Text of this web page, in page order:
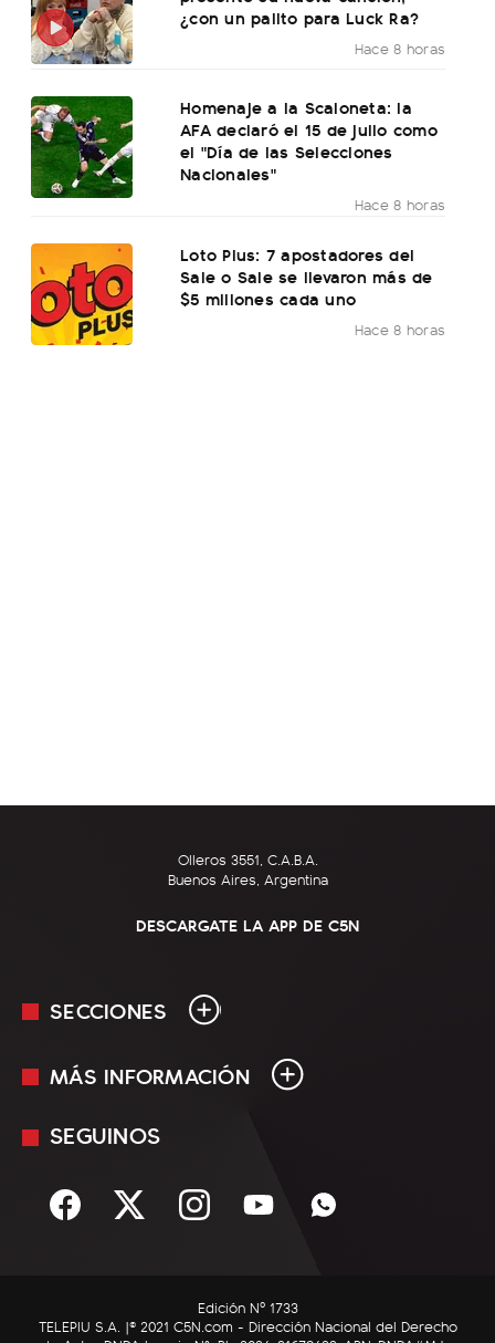
¿con un palito para Luck Ra?
Hace 8 horas
Homenaje a la Scaloneta: la
AFA declaró el 15 de julio como
el "Día de las Selecciones
Nacionales"
Hace 8 horas
Loto Plus: 7 apostadores del
Sale o Sale se llevaron más de
$5 millones cada uno
Hace 8 horas
Olleros 3551, C.A.B.A.
Buenos Aires, Argentina
DESCARGATE LA APP DE C5N
SECCIONES
En Vivo
Sociedad
C5N Autos
MÁS INFORMACIÓN
Mediakit
Términos y condiciones
SEGUINOS
Edición Nº 1733
TELEPIU S.A. |© 2021 C5N.com - Dirección Nacional del Derecho